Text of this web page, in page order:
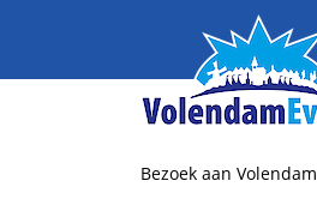
Bezoek aan Volendam